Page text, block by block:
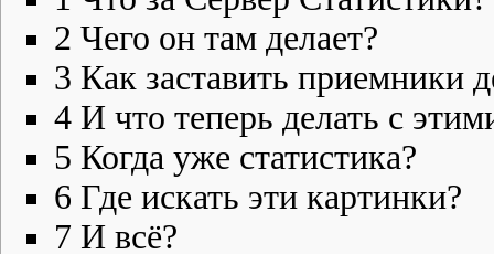
2 Чего он там делает?
3 Как заставить приемники
4 И что теперь делать с
5 Когда уже статистика?
6 Где искать эти картинки?
7 И всё?